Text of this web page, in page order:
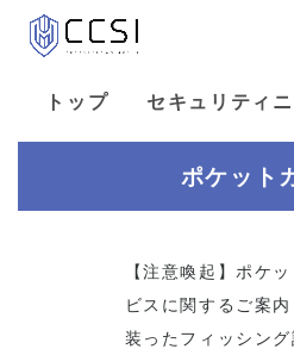
トップ セキュリティ
ポケット
【注意喚起】ポケ
ビスに関するご案
装ったフィッシン